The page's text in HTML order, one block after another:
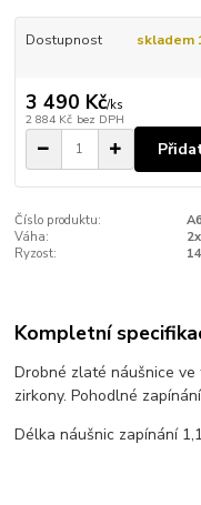
Dostupnost skladem
3 490 Kč/ks
2 884 Kč bez DPH
Číslo produktu:
Váha:
Ryzost:
Kompletní
Drobné zlaté náušnice ve
zirkony. Pohodlné
Délka náušnic zapínání